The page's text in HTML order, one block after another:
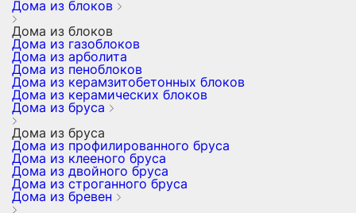
Дома из блоков
Дома из блоков
Дома из газоблоков
Дома из арболита
Дома из пеноблоков
Дома из керамзитобетонных блоков
Дома из керамических блоков
Дома из бруса
Дома из бруса
Дома из профилированного бруса
Дома из клееного бруса
Дома из двойного бруса
Дома из строганного бруса
Дома из бревен